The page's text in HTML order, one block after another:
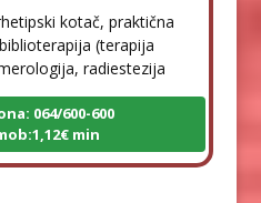
kotač, praktična
(terapija
radiestezija
064/600-600
min